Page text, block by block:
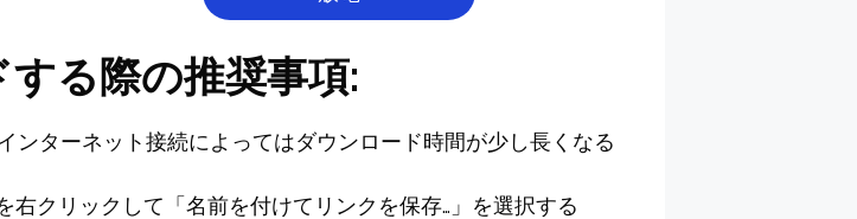
る際の推奨事項:
ンターネット接続によってはダウンロード時間が少し長くなる
クリックして「名前を付けてリンクを保存…」を選択する